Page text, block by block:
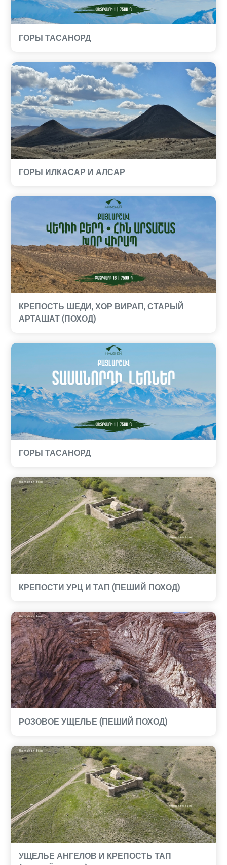
ГОРЫ ТАСАНОРД
ГОРЫ ИЛКАСАР И АЛСАР
КРЕПОСТЬ ШЕДИ, ХОР ВИРАП, СТАРЫЙ
АРТАШАТ (ПОХОД)
ГОРЫ ТАСАНОРД
КРЕПОСТИ УРЦ И ТАП (ПЕШИЙ ПОХОД)
РОЗОВОЕ УЩЕЛЬЕ (ПЕШИЙ ПОХОД)
УЩЕЛЬЕ АНГЕЛОВ И КРЕПОСТЬ ТАП